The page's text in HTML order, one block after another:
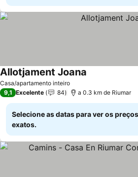
Casa/apartamento inteiro
Allotjament Joana
9,1 Excelente 84 a 0.3 km de Riumar
Selecione as datas para ver os preços
exatos.